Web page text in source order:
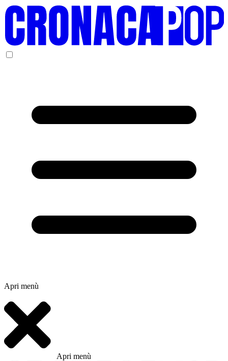
Apri menù
Apri menù